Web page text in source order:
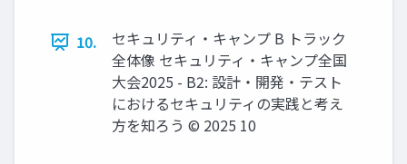
10.
セキュリティ・キャンプ B トラック
全体像 セキュリティ・キャンプ全国
大会2025 - B2: 設計・開発・テスト
におけるセキュリティの実践と考え
方を知ろう © 2025 10